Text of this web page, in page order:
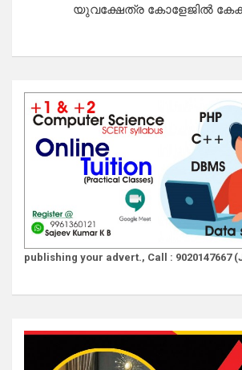
യുവക്ഷേത്ര കോളേജിൽ
publishing your advert., Call : 9020147667